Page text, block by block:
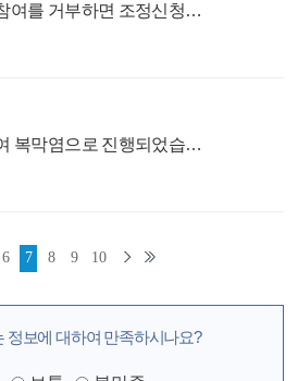
피신청인이 조정절차 참여를 거부하면 조정신청은 어떻게 되나요?
급성 충수염을 오진하여 복막염으로 진행되었습니다.
6 7 8 9 10
정보에 대하여 만족하시나요?